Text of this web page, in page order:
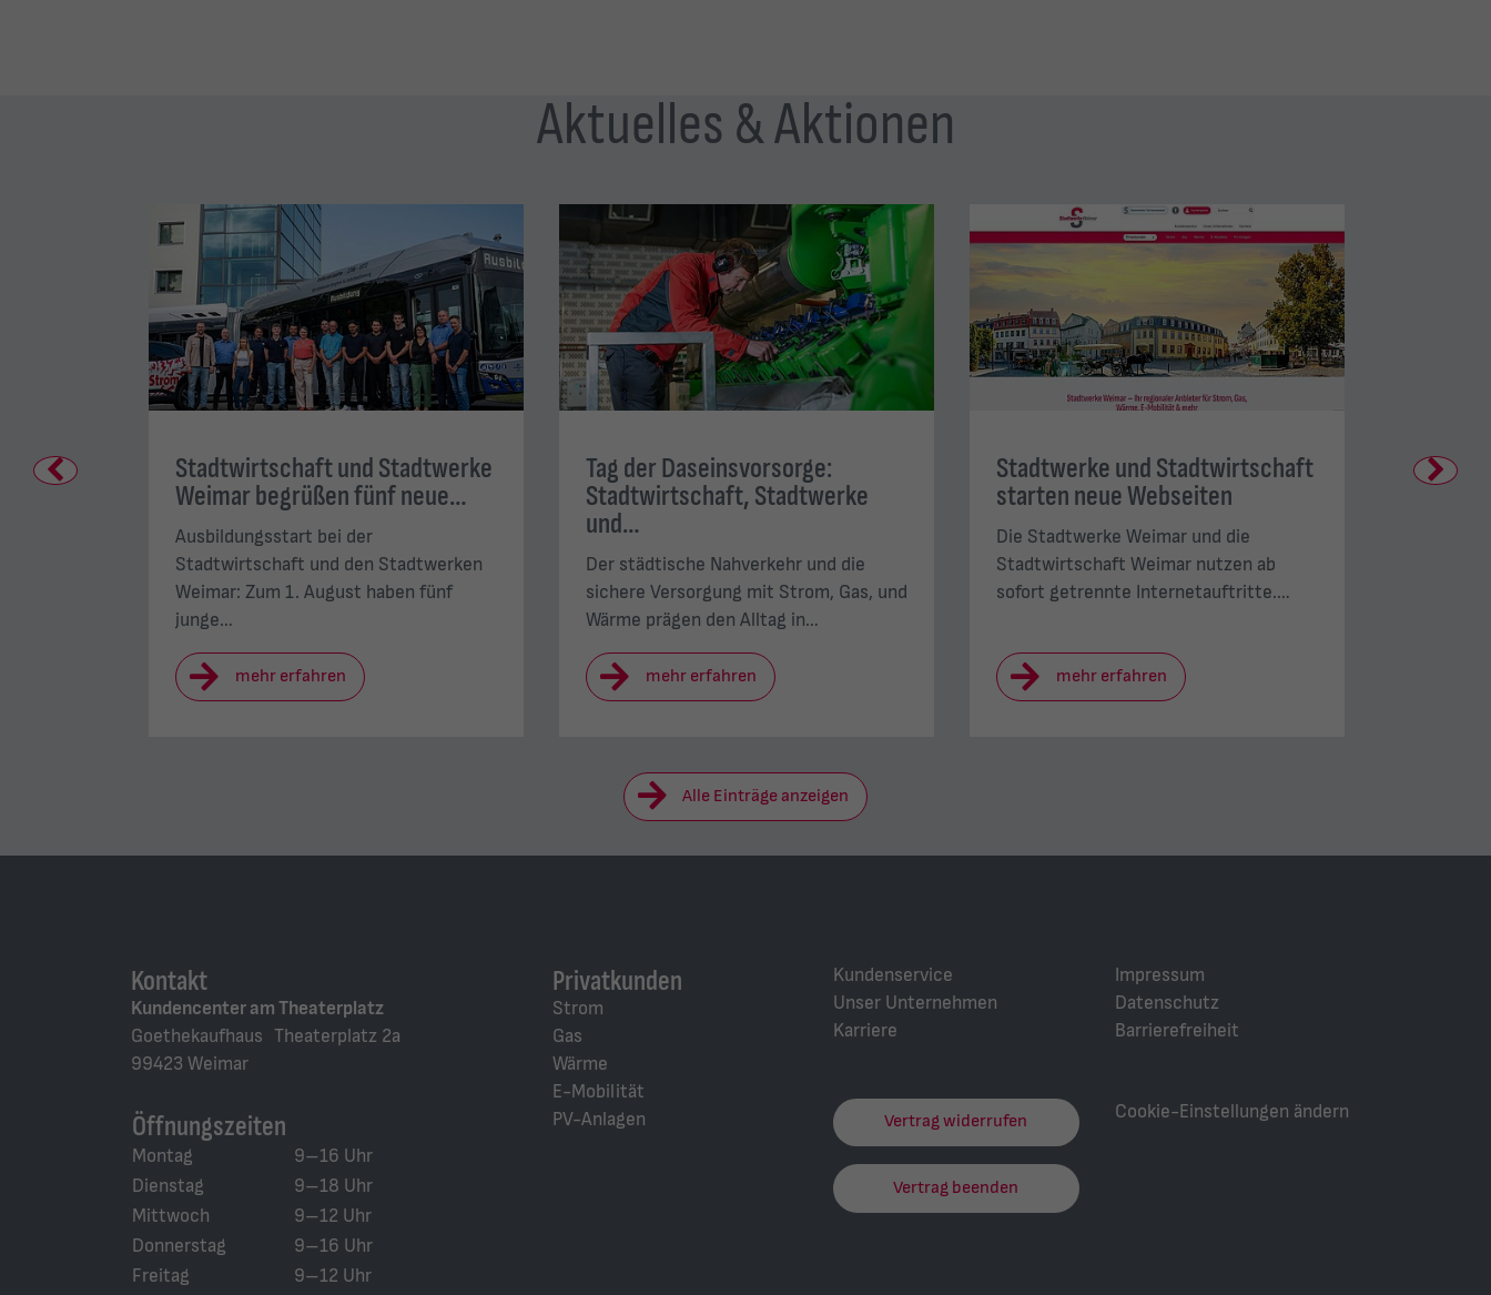
Aktuelles & Aktionen
Previous
den
Stadtwirtschaft und Stadtwerke
Weimar begrüßen fünf neue…
Ausbildungsstart bei der
Stadtwirtschaft und den Stadtwerken
Weimar: Zum 1. August haben fünf
junge…
mehr erfahren
Tag der Daseinsvorsorge:
Stadtwirtschaft, Stadtwerke
und…
Der städtische Nahverkehr und die
sichere Versorgung mit Strom, Gas, und
Wärme prägen den Alltag in…
mehr erfahren
Stadtwerke und Stadtwirtschaft
starten neue Webseiten
Die Stadtwerke Weimar und die
Stadtwirtschaft Weimar nutzen ab
sofort getrennte Internetauftritte.…
mehr erfahren
Next
Alle Einträge anzeigen
Kontakt
Kundencenter am Theaterplatz
Goethekaufhaus Theaterplatz 2a
99423 Weimar
Öffnungszeiten
Montag
9–16 Uhr
Dienstag
9–18 Uhr
Mittwoch
9–12 Uhr
Donnerstag
9–16 Uhr
Freitag
9–12 Uhr
Privatkunden
Strom
Gas
Wärme
E-Mobilität
PV-Anlagen
Kundenservice
Unser Unternehmen
Karriere
Vertrag widerrufen
Vertrag beenden
Impressum
Datenschutz
Barrierefreiheit
Cookie-Einstellungen ändern